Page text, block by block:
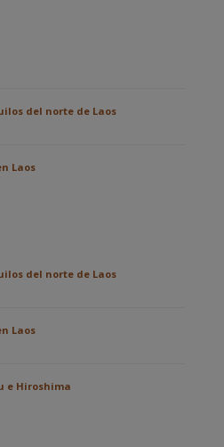
del norte de Laos
Laos
del norte de Laos
Laos
e Hiroshima